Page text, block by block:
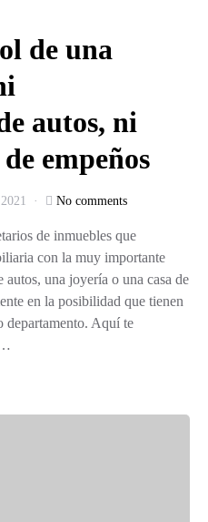
de una
autos, ni
empeños
No comments
de inmuebles que
con la muy importante
una joyería o una casa de
en la posibilidad que tienen
departamento. Aquí te